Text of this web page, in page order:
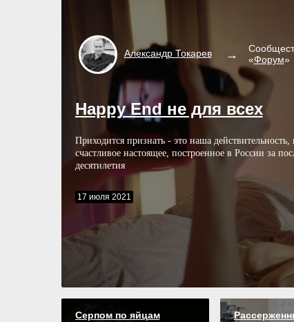
Александр Токарев
«Форум»
Happy End не для всех
Приходится признать - это наша действительность,
счастливое настоящее, построенное в России за
десятилетия
17 июля 2021
Серпом по яйцам